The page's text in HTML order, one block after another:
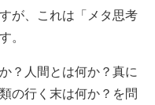
が、これは「メタ思考
。
？人間とは何か？真に
の行く末は何か？を問